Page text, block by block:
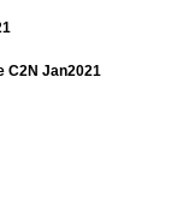
C2N Jan2021